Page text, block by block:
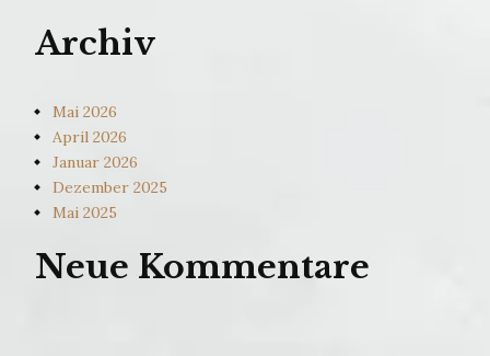
Archiv
Mai 2026
April 2026
Januar 2026
Dezember 2025
Mai 2025
Neue Kommentare